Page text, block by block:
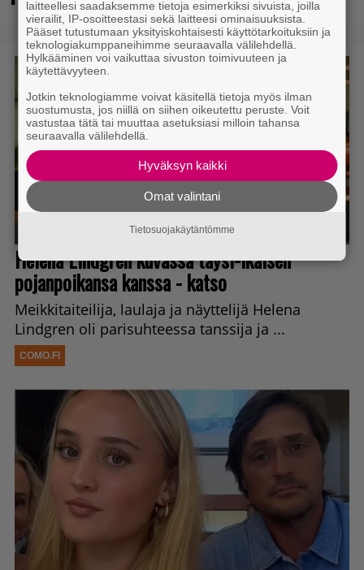
laitteellesi saadaksemme tietoja esimerkiksi sivuista, joilla
vierailit, IP-osoitteestasi sekä laitteesi ominaisuuksista.
Pääset tutustumaan yksityiskohtaisesti käyttötarkoituksiin ja
teknologiakumppaneihimme seuraavalla välilehdellä.
Hylkääminen voi vaikuttaa sivuston toimivuuteen ja
käytettävyyteen.
Jotkin teknologiamme voivat käsitellä tietoja myös ilman
suostumusta, jos niillä on siihen oikeutettu peruste. Voit
vastustaa tätä tai muuttaa asetuksiasi milloin tahansa
seuraavalla välilehdellä.
Hyväksyn kaikki
Omat valintani
Tietosuojakäytäntömme